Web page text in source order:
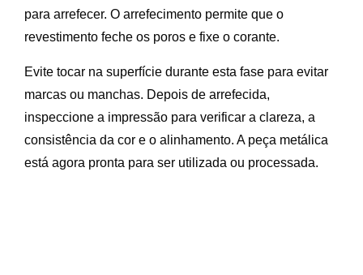
para arrefecer. O arrefecimento permite que o
revestimento feche os poros e fixe o corante.
Evite tocar na superfície durante esta fase para evitar
marcas ou manchas. Depois de arrefecida,
inspeccione a impressão para verificar a clareza, a
consistência da cor e o alinhamento. A peça metálica
está agora pronta para ser utilizada ou processada.